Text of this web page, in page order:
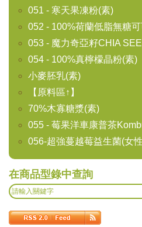
051 - 寒天果凍粉(素)
052 - 100%荷蘭低脂無糖
053 - 魔力奇亞籽CHIA
054 - 100%真檸檬晶粉(素)
小麥胚乳(素)
【原料區↑】
70%木寡糖漿(素)
055 - 莓果洋車康普茶
056-超強蔓越莓益生菌(女
在商品型錄中查詢